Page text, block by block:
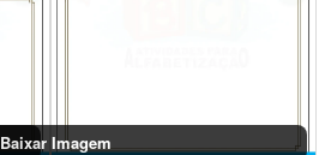
Baixar Imagem